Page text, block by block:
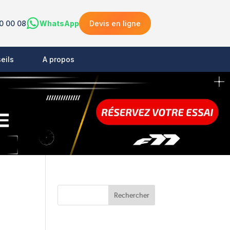
00 08 WhatsApp Devis en ligne
A propos